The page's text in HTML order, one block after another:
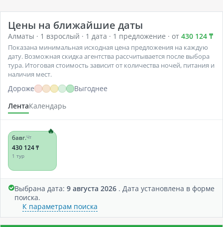
Цены на ближайшие даты
Алматы · 1 взрослый · 1 дата · 1 предложение · от 430 124 ₸
Показана минимальная исходная цена предложения на каждую
дату. Возможная скидка агентства рассчитывается после выбора
тура. Итоговая стоимость зависит от количества ночей, питания и
наличия мест.
Дороже
Выгоднее
ЛентаКалендарь
6авг.Чт
430 124 ₸
1 тур
Выбрана дата: 9 августа 2026 . Дата установлена в форме
поиска.
К параметрам поиска